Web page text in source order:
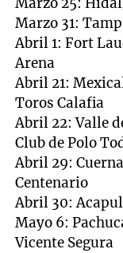
Marzo 31:
Abril 1: Fort
Arena
Abril 21:
Toros Calafia
Abril 22: Valle
Club de Polo
Abril 29:
Centenario
Abril 30:
Mayo 6:
Vicente Segura